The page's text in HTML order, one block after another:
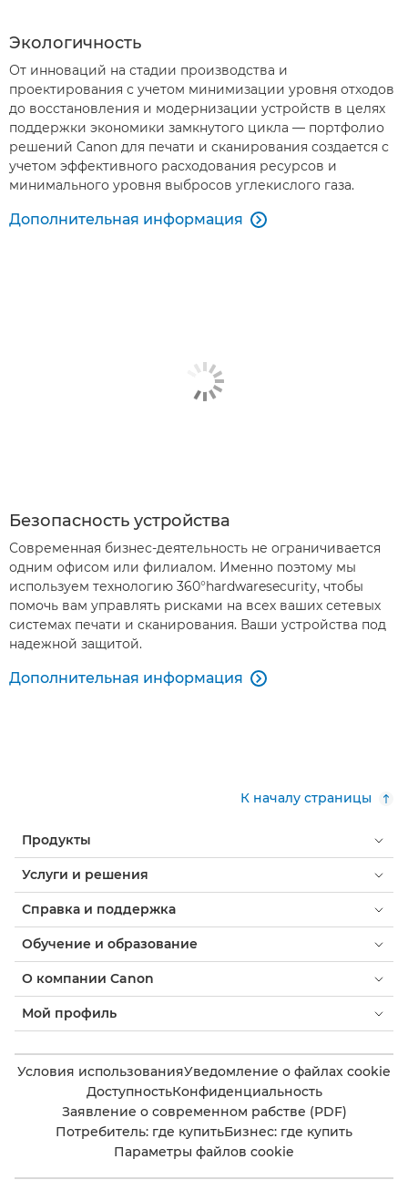
Экологичность
От инноваций на стадии производства и
проектирования с учетом минимизации уровня отходов
до восстановления и модернизации устройств в целях
поддержки экономики замкнутого цикла — портфолио
решений Canon для печати и сканирования создается с
учетом эффективного расходования ресурсов и
минимального уровня выбросов углекислого газа.
Дополнительная информация 
Безопасность устройства
Современная бизнес-деятельность не ограничивается
одним офисом или филиалом. Именно поэтому мы
используем технологию 360°hardwaresecurity, чтобы
помочь вам управлять рисками на всех ваших сетевых
системах печати и сканирования. Ваши устройства под
надежной защитой.
Дополнительная информация 
К началу страницы
Продукты
Услуги и решения
Справка и поддержка
Обучение и образование
О компании Canon
Мой профиль
Условия использованияУведомление о файлах cookie
ДоступностьКонфиденциальность
Заявление о современном рабстве (PDF)
Потребитель: где купитьБизнес: где купить
Параметры файлов cookie